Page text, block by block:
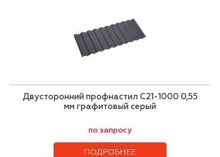
Двусторонний профнастил С21-1000 0,55
мм графитовый серый
по запросу
ПОДРОБНЕЕ